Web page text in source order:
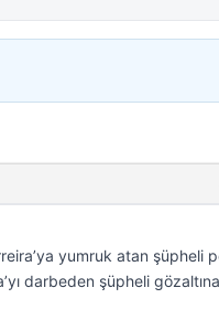
yumruk atan şüpheli
darbeden şüpheli gözaltına